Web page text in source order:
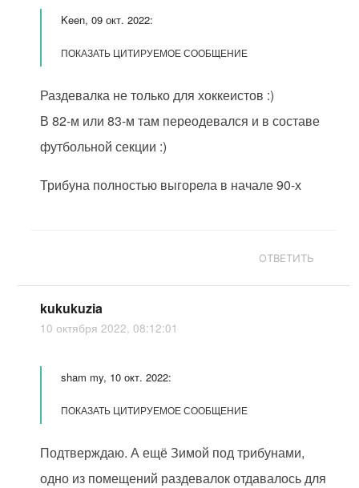
Keen, 09 окт. 2022:
ПОКАЗАТЬ ЦИТИРУЕМОЕ СООБЩЕНИЕ
Раздевалка не только для хоккеистов :)
В 82-м или 83-м там переодевался и в составе
футбольной секции :)
Трибуна полностью выгорела в начале 90-х
ОТВЕТИТЬ
kukukuzia
10 октября 2022, 08:12:01
sham my, 10 окт. 2022:
ПОКАЗАТЬ ЦИТИРУЕМОЕ СООБЩЕНИЕ
Подтверждаю. А ещё Зимой под трибунами,
одно из помещений раздевалок отдавалось для